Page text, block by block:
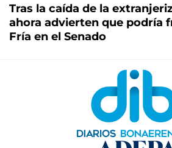
Tras la caída de la
ahora advierten que podría
Fría en el Senado